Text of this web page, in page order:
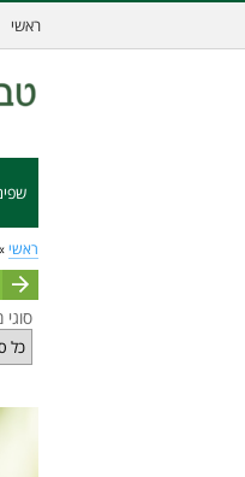
ראשי
ראשי
סוגי